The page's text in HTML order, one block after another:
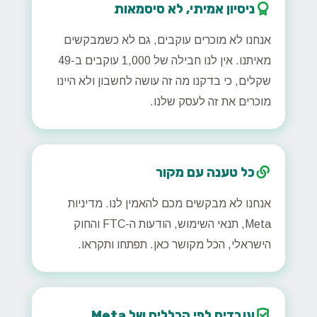
ניסיון אמיתי, לא סיסמאות
אנחנו לא מוכרים עוקבים, גם לא כשמבקשים
מאיתנו. אין לנו חבילה של 1,000 עוקבים ב-49
שקלים, כי בדקנו מה זה עושה לחשבון ולא היינו
מוכרים את זה לעסק שלנו.
כל טענה עם מקור
אנחנו לא מבקשים מכם להאמין לנו. מדיניות
Meta, תנאי השימוש, הודעות ה-FTC והחוק
הישראלי, הכל מקושר כאן. תפתחו ותקראו.